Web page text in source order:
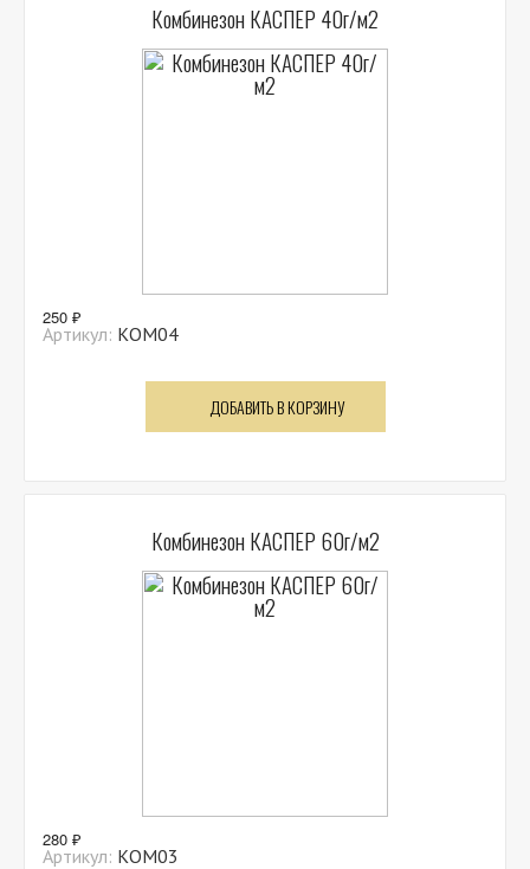
Комбинезон КАСПЕР 40г/м2
250 ₽
Артикул: КОМ04
ДОБАВИТЬ В КОРЗИНУ
Комбинезон КАСПЕР 60г/м2
280 ₽
Артикул: КОМ03